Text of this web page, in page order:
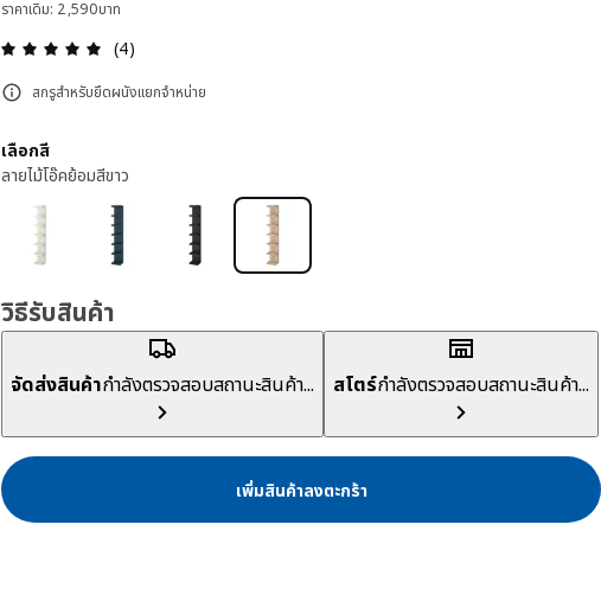
ราคาเดิม: 2,590บาท
ความคิดเห็น: 5 จาก 5 ดาว รีวิวทั้งหมด: 4
(4)
สกรูสำหรับยึดผนังแยกจำหน่าย
เลือกสี
ลายไม้โอ๊คย้อมสีขาว
วิธีรับสินค้า
จัดส่งสินค้ากำลังตรวจสอบสถานะสินค้า... สโตร์กำลังตรวจสอบสถานะสินค้า...
เพิ่มสินค้าลงตะกร้า